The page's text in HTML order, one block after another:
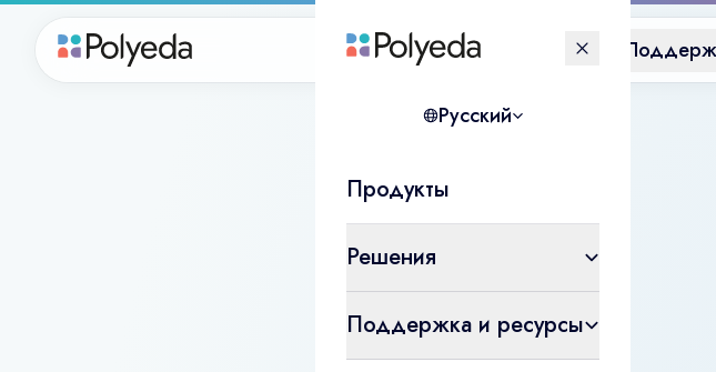
Продукты Решения
Русский
Продукты
Решения
Поддержка и ресурсы